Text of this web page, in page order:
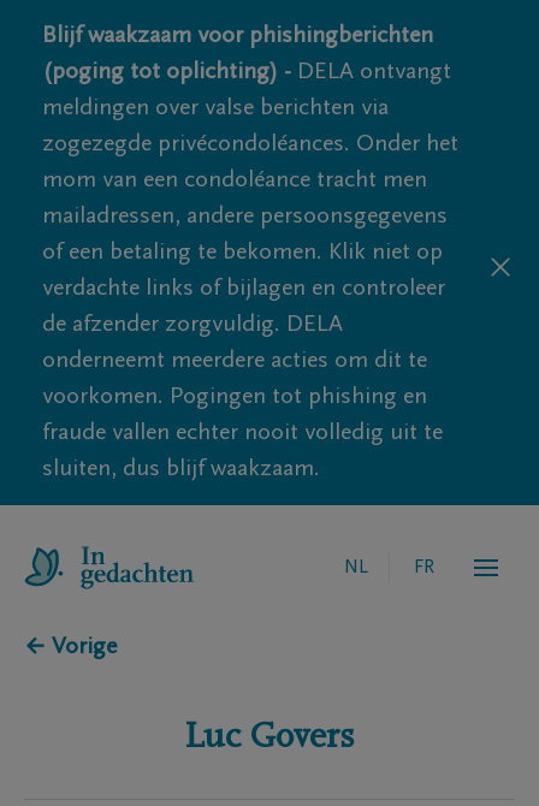
Blijf waakzaam voor phishingberichten
(poging tot oplichting) - DELA ontvangt
meldingen over valse berichten via
zogezegde privécondoléances. Onder het
mom van een condoléance tracht men
mailadressen, andere persoonsgegevens
of een betaling te bekomen. Klik niet op
verdachte links of bijlagen en controleer
de afzender zorgvuldig. DELA
onderneemt meerdere acties om dit te
voorkomen. Pogingen tot phishing en
fraude vallen echter nooit volledig uit te
sluiten, dus blijf waakzaam.
NL FR
← Vorige
Luc Govers